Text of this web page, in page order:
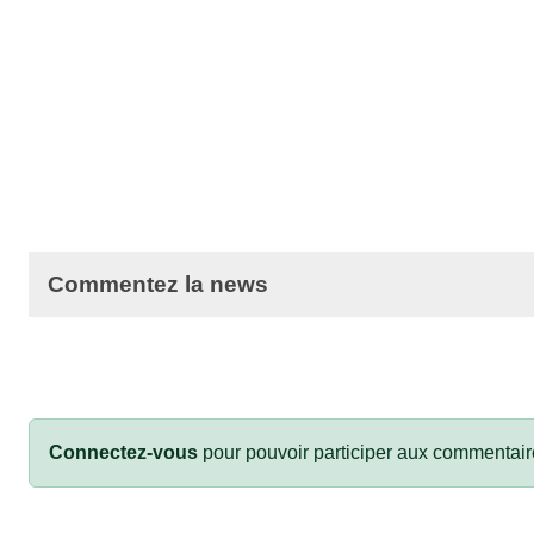
Commentez la news
Connectez-vous pour pouvoir participer aux